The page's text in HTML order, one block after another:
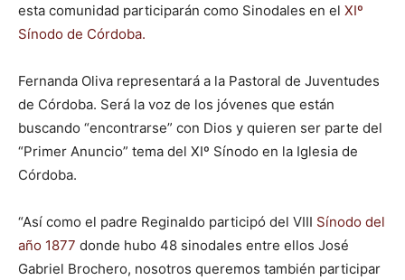
esta comunidad participarán como Sinodales en el XIº
Sínodo de Córdoba.
Fernanda Oliva representará a la Pastoral de Juventudes
de Córdoba. Será la voz de los jóvenes que están
buscando “encontrarse” con Dios y quieren ser parte del
“Primer Anuncio” tema del XIº Sínodo en la Iglesia de
Córdoba.
“Así como el padre Reginaldo participó del VIII Sínodo del
año 1877 donde hubo 48 sinodales entre ellos José
Gabriel Brochero, nosotros queremos también participar